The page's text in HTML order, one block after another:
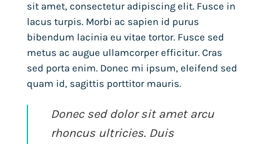
sit amet, consectetur adipiscing elit. Fusce in
lacus turpis. Morbi ac sapien id purus
bibendum lacinia eu vitae tortor. Fusce sed
metus ac augue ullamcorper efficitur. Cras
sed porta enim. Donec mi ipsum, eleifend sed
quam id, sagittis porttitor mauris.
Donec sed dolor sit amet arcu
rhoncus ultricies. Duis